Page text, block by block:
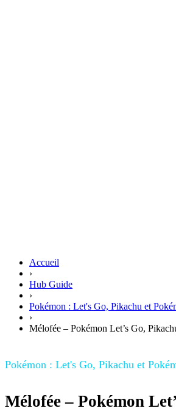
Accueil
›
Hub Guide
›
Pokémon : Let's Go, Pikachu et
›
Mélofée – Pokémon Let’s Go,
Pokémon : Let's Go, Pikachu et
Mélofée – Pokémon